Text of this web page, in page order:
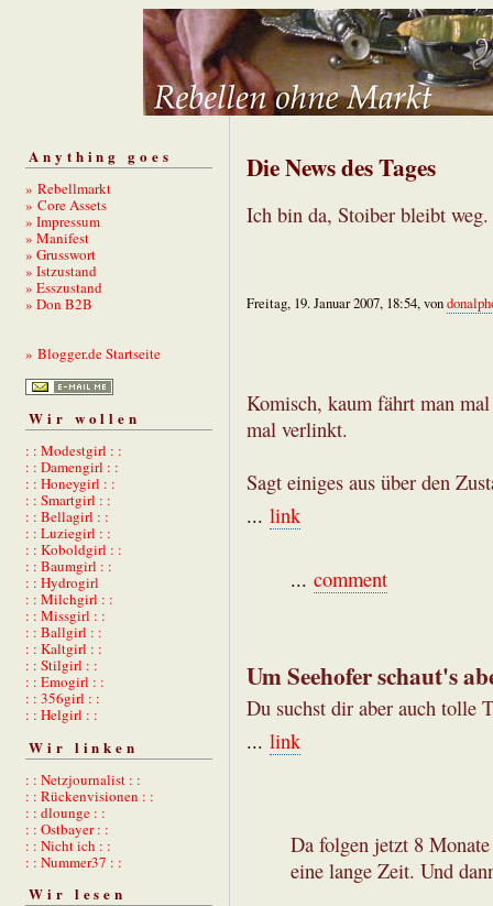
Anything goes
» Rebellmarkt
» Core Assets
» Impressum
» Manifest
» Grusswort
» Istzustand
» Esszustand
» Don B2B
» Blogger.de Startseite
Wir wollen
: : Modestgirl : :
: : Damengirl : :
: : Honeygirl : :
: : Smartgirl : :
: : Bellagirl : :
: : Luziegirl : :
: : Koboldgirl : :
: : Baumgirl : :
: : Hydrogirl
: : Milchgirl : :
: : Missgirl : :
: : Ballgirl : :
: : Kaltgirl : :
: : Stilgirl : :
: : Emogirl : :
: : 356girl : :
: : Helgirl : :
Wir linken
: : Netzjournalist : :
: : Rückenvisionen : :
: : dlounge : :
: : Ostbayer : :
: : Nicht ich : :
: : Nummer37 : :
Wir lesen
Die News des Tages
Ich bin da, Stoiber bleibt weg.
Freitag, 19. Januar 2007, 18:54, von
Komisch, kaum fährt man
mal verlinkt.
Sagt einiges aus über den
... link
... comment
Um Seehofer schaut's
Du suchst dir aber auch tolle
... link
Da folgen jetzt 8
eine lange Zeit. Und